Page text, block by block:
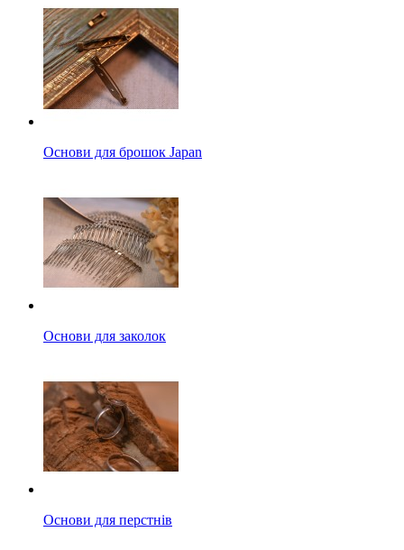
Основи для брошок Japan
Основи для заколок
Основи для перстнів